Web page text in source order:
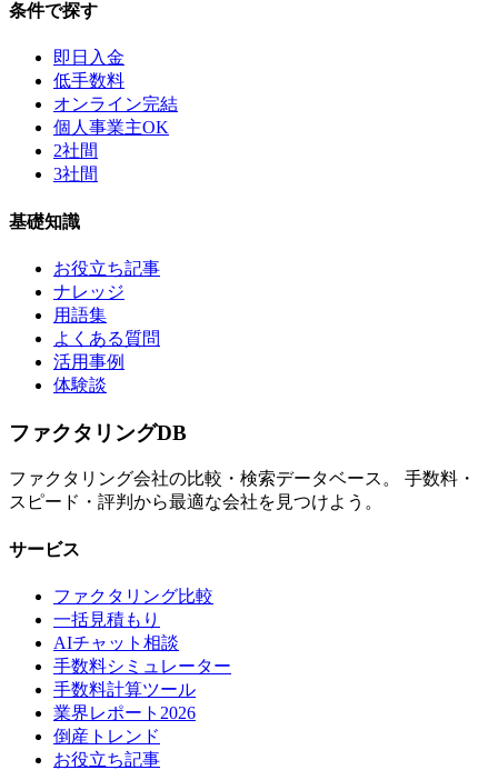
条件で探す
即日入金
低手数料
オンライン完結
個人事業主OK
2社間
3社間
基礎知識
お役立ち記事
ナレッジ
用語集
よくある質問
活用事例
体験談
ファクタリングDB
ファクタリング会社の比較・検索データベース。 手数料・
スピード・評判から最適な会社を見つけよう。
サービス
ファクタリング比較
一括見積もり
AIチャット相談
手数料シミュレーター
手数料計算ツール
業界レポート2026
倒産トレンド
お役立ち記事